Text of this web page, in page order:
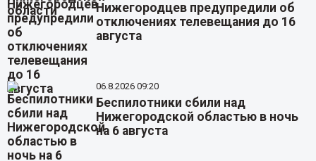
Нижегородцев предупредили об
отключениях телевещания до 16
августа
06.8.2026 09:20
Беспилотники сбили над
Нижегородской областью в ночь
на 6 августа